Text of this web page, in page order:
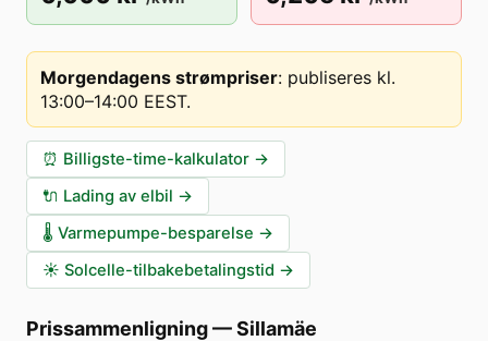
Morgendagens strømpriser: publiseres kl.
13:00–14:00 EEST.
⏰ Billigste-time-kalkulator →
🔌 Lading av elbil →
🌡️ Varmepumpe-besparelse →
☀️ Solcelle-tilbakebetalingstid →
Prissammenligning—Sillamäe